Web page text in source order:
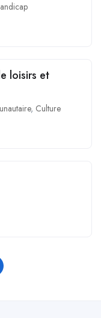
loisirs et
, Culture